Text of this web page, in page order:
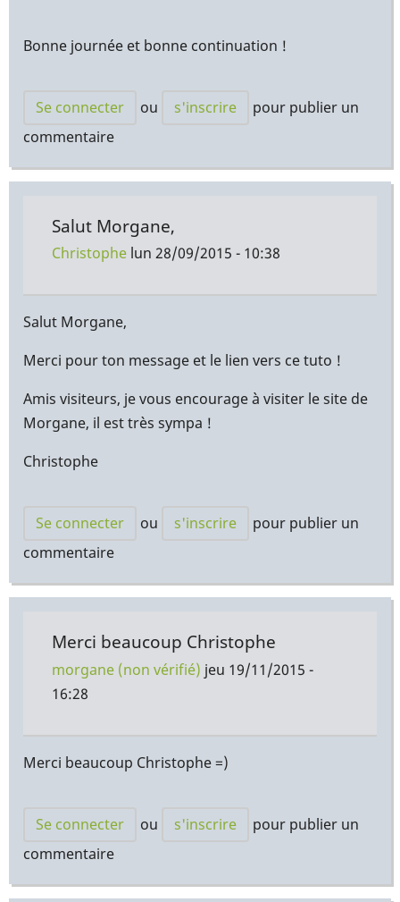
Bonne journée et bonne continuation !
Se connecter ou s'inscrire
pour publier un
commentaire
Salut Morgane,
Christophe lun 28/09/2015 - 10:38
Salut Morgane,
Merci pour ton message et le lien vers ce tuto !
Amis visiteurs, je vous encourage à visiter le site de
Morgane, il est très sympa !
Christophe
Se connecter ou s'inscrire
pour publier un
commentaire
Merci beaucoup Christophe
morgane (non vérifié) jeu 19/11/2015 -
16:28
Merci beaucoup Christophe =)
Se connecter ou s'inscrire
pour publier un
commentaire